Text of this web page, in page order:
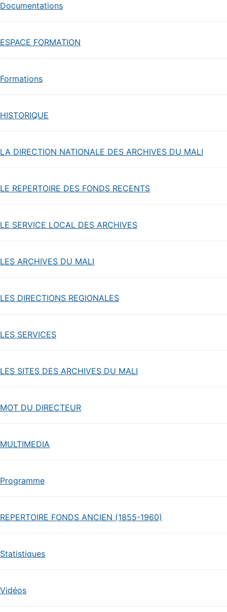
Documentations
ESPACE FORMATION
Formations
HISTORIQUE
LA DIRECTION NATIONALE DES ARCHIVES DU MALI
LE REPERTOIRE DES FONDS RECENTS
LE SERVICE LOCAL DES ARCHIVES
LES ARCHIVES DU MALI
LES DIRECTIONS REGIONALES
LES SERVICES
LES SITES DES ARCHIVES DU MALI
MOT DU DIRECTEUR
MULTIMEDIA
Programme
REPERTOIRE FONDS ANCIEN (1855-1960)
Statistiques
Vidéos